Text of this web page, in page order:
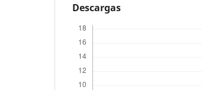
Descargas